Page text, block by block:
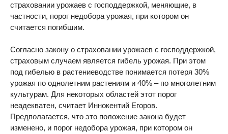
страховании урожаев с господдержкой, меняющие, в
частности, порог недобора урожая, при котором он
считается погибшим.
Согласно закону о страховании урожаев с господдержкой,
страховым случаем является гибель урожая. При этом
под гибелью в растениеводстве понимается потеря 30%
урожая по однолетним растениям и 40% – по многолетним
культурам. Для некоторых областей этот порог
неадекватен, считает Иннокентий Егоров.
Предполагается, что это положение закона будет
изменено, и порог недобора урожая, при котором он